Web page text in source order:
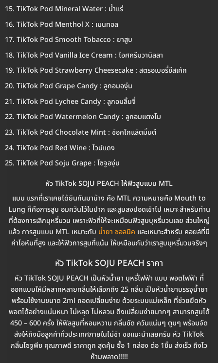
TikTok Pod Mineral Water : น้ำแร่
TikTok Pod Menthol X : เมนทอล
TikTok Pod Smooth Tobacco : ยาสูบ
TikTok Pod Vanilla Ice Cream : ไอศครีมวานิลลา
TikTok Pod Strawberry Cheesecake : สตรอเบอรี่ชีสเค้ก
TikTok Pod Grape Candy : ลูกอมองุ่น
TikTok Pod Lychee Candy : ลูกอมลิ้นจี่
TikTok Pod Watermelon Candy : ลูกอมแตงโม
TikTok Pod Chocolate Mint : ช้อคโกแล้ตมิ้นต์
TikTok Pod Red Wine : ไวน์แดง
TikTok Pod Soju Grape : โซจูองุ่น
หัว TikTok SOJU PEACH ให้ฟิวสูบแบบ MTL
แบบ แรกที่เราเคยได้ยินกันมาบ้าง คือ MTL ความหมายคือ Mouth to
Lung ก็คือการสูบ อมควันไว้ในปาก และสูบลงปอดเข้าไป เหมาะสำหรับท่าน
ที่ต้องการเลิกบุหรี่มวน เพราะฟิวที่ให้จะเหมือนฟิวสูบบุหรี่มวนเลย ส่วนใหญ่
แล้ว การสูบแบบ MTL เหมาะกับ น้ำยา ซอลนิค และเหมาะสำหรับ คอยล์ที่มี
ค่าโอห์มที่สูง และให้ฟิวการสูบที่แน้น ให้เหมือนกับว่าเราสูบบุหรี่มวนจริงๆ
หัว TikTok SOJU PEACH ราคา
หัว TikTok SOJU PEACH เป็นหัวน้ำยา บุหรี่ไฟฟ้า แบบ พอตไฟฟ้า ที่
ออกแบบให้มีหลากหลายกลิ่นให้เลือกถึง 25 กลิ่น เป็นหัวน้ำยาบรรจุน้ำยา
พร้อมใช้งานขนาด 2ml ถอดเปลี่ยนง่าย ด้วยระบบแม่เหล็ก ที่ช่วยยึดหัว
พอตได้อย่างแน่นหนา ไม่หลุด ไม่หลวม ดึงเปลี่ยนง่ายมากๆ สามารถสูบได้
450 – 600 ครั้ง ให้ฟิลสูบที่หอมหวาน กลิ่นชัด ควันแน่นๆ ตูมๆ พร้อมจัด
ส่งให้ถึงมือลูกค้าทั่วประเทศภายในไม่ช้า ขอแนะนำเลยครับ หัว TikTok
กลิ่นโซจูพีช คุณภาพดี ราคาถูก สุดคุ้ม ซื้อ 1 กล่อง ต่อ 1ชิ้น ส่งเร็ว ถึงไว
ห้ามพลาด!!!!!